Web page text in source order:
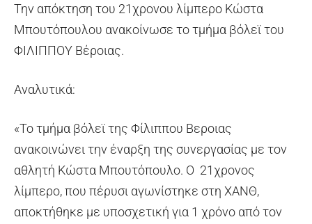
Την απόκτηση του 21χρονου λίμπερο Κώστα
Μπουτόπουλου ανακοίνωσε το τμήμα βόλεϊ του
ΦΙΛΙΠΠΟΥ Βέροιας.
Αναλυτικά:
«Το τμήμα βόλεϊ της Φίλιππου Βεροιας
ανακοινώνει την έναρξη της συνεργασίας με τον
αθλητή Κώστα Μπουτόπουλο. Ο 21χρονος
λίμπερο, που πέρυσι αγωνίστηκε στη ΧΑΝΘ,
αποκτήθηκε με υποσχετική για 1 χρόνο από τον